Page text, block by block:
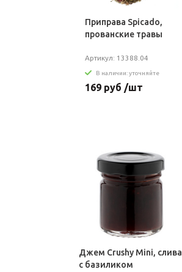
Приправа Spicado,
прованские травы
Артикул: 13388.04
В наличии: уточняйте
169 руб /шт
Джем Crushy Mini, cлива
с базиликом